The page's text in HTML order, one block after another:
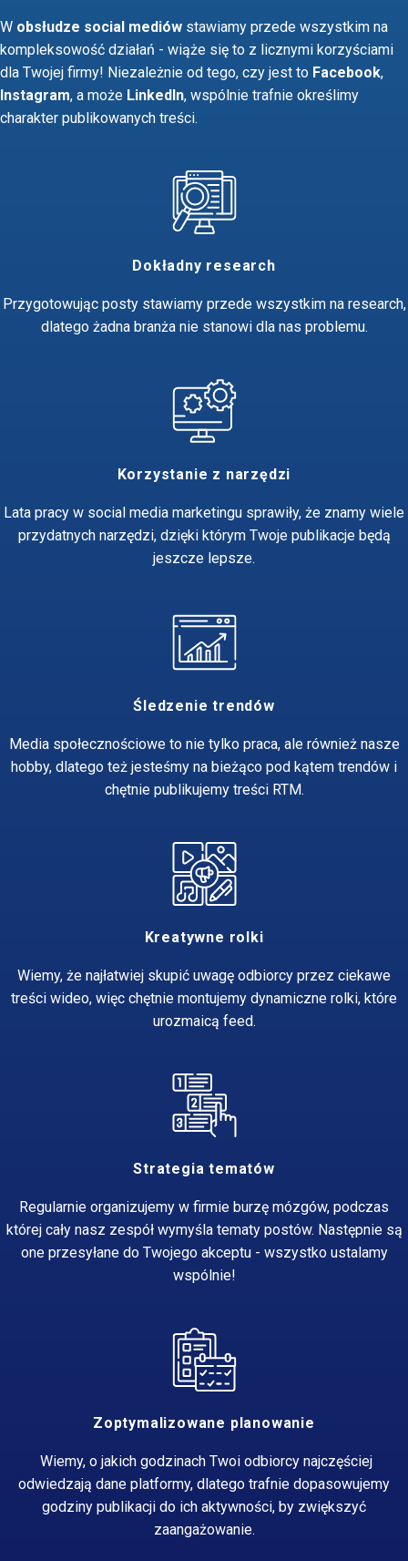
W obsłudze social mediów stawiamy przede wszystkim na
kompleksowość działań - wiąże się to z licznymi korzyściami
dla Twojej firmy! Niezależnie od tego, czy jest to Facebook,
Instagram, a może LinkedIn, wspólnie trafnie określimy
charakter publikowanych treści.
Dokładny research
Przygotowując posty stawiamy przede wszystkim na research,
dlatego żadna branża nie stanowi dla nas problemu.
Korzystanie z narzędzi
Lata pracy w social media marketingu sprawiły, że znamy wiele
przydatnych narzędzi, dzięki którym Twoje publikacje będą
jeszcze lepsze.
Śledzenie trendów
Media społecznościowe to nie tylko praca, ale również nasze
hobby, dlatego też jesteśmy na bieżąco pod kątem trendów i
chętnie publikujemy treści RTM.
Kreatywne rolki
Wiemy, że najłatwiej skupić uwagę odbiorcy przez ciekawe
treści wideo, więc chętnie montujemy dynamiczne rolki, które
urozmaicą feed.
Strategia tematów
Regularnie organizujemy w firmie burzę mózgów, podczas
której cały nasz zespół wymyśla tematy postów. Następnie są
one przesyłane do Twojego akceptu - wszystko ustalamy
wspólnie!
Zoptymalizowane planowanie
Wiemy, o jakich godzinach Twoi odbiorcy najczęściej
odwiedzają dane platformy, dlatego trafnie dopasowujemy
godziny publikacji do ich aktywności, by zwiększyć
zaangażowanie.